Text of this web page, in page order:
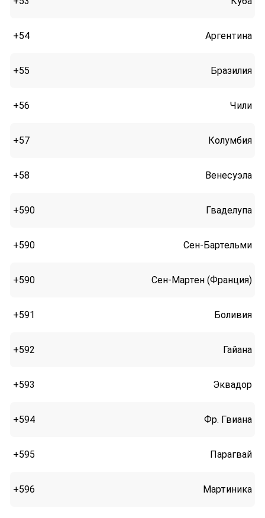
+54 Аргентина
+55 Бразилия
+56 Чили
+57 Колумбия
+58 Венесуэла
+590 Гваделупа
+590 Сен-Бартельми
+590 Сен-Мартен (Франция)
+591 Боливия
+592 Гайана
+593 Эквадор
+594 Фр. Гвиана
+595 Парагвай
+596 Мартиника